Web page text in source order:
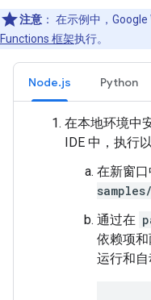
注意 ： 在示例中，Google
Functions 框架执行。
Node.js Python
在本地环境中
IDE 中，执行
在新窗
通过在
依赖项
运行和自